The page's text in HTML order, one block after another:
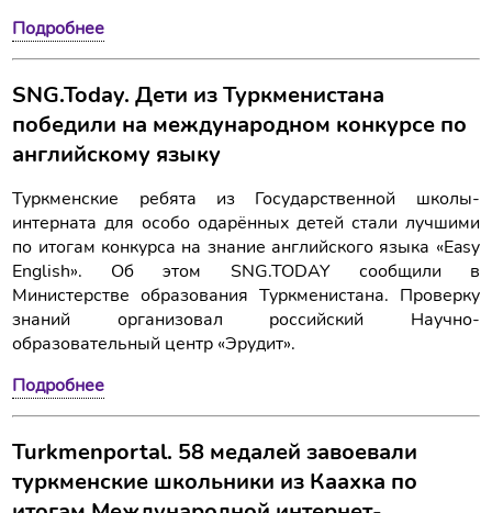
Подробнее
SNG.Today. Дети из Туркменистана
победили на международном конкурсе по
английскому языку
Туркменские ребята из Государственной школы-
интерната для особо одарённых детей стали лучшими
по итогам конкурса на знание английского языка «Easy
English». Об этом SNG.TODAY сообщили в
Министерстве образования Туркменистана. Проверку
знаний организовал российский Научно-
образовательный центр «Эрудит».
Подробнее
Turkmenportal. 58 медалей завоевали
туркменские школьники из Каахка по